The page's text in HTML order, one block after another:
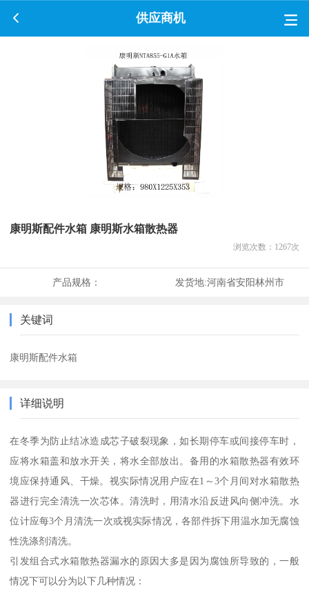
供应商机
康明斯配件水箱 康明斯水箱散热器
浏览次数： 1267次
产品规格： 发货地:河南省安阳林州市
关键词
康明斯配件水箱
详细说明
在冬季为防止结冰造成芯子破裂现象，如长期停车或间接停车时，
应将水箱盖和放水开关，将水全部放出。备用的水箱散热器有效环
境应保持通风、干燥。视实际情况用户应在1～3个月间对水箱散热
器进行完全清洗一次芯体。清洗时，用清水沿反进风向侧冲洗。水
位计应每3个月清洗一次或视实际情况，各部件拆下用温水加无腐蚀
性洗涤剂清洗。
引发组合式水箱散热器漏水的原因大多是因为腐蚀所导致的，一般
情况下可以分为以下几种情况：